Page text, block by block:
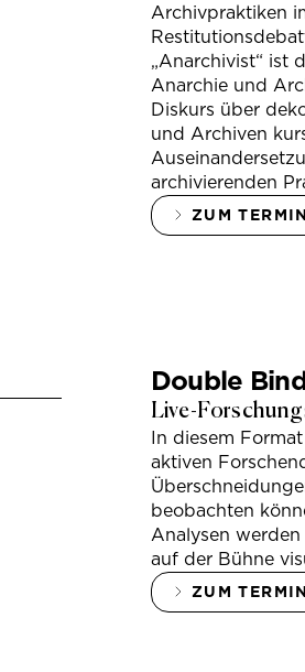
Archivpraktiken
„Anarchivist“ ist
Anarchie und
Diskurs über
und Archiven
archivierenden
ZUM TERMIN
Double
Live-
In diesem
aktiven
beobachten
Analysen
auf der Bühne
ZUM TERMIN